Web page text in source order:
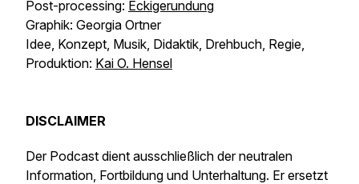
Post-processing: Eckigerundung
Graphik: Georgia Ortner
Idee, Konzept, Musik, Didaktik, Drehbuch, Regie,
Produktion: Kai O. Hensel
DISCLAIMER
Der Podcast dient ausschließlich der neutralen
Information, Fortbildung und Unterhaltung. Er ersetzt